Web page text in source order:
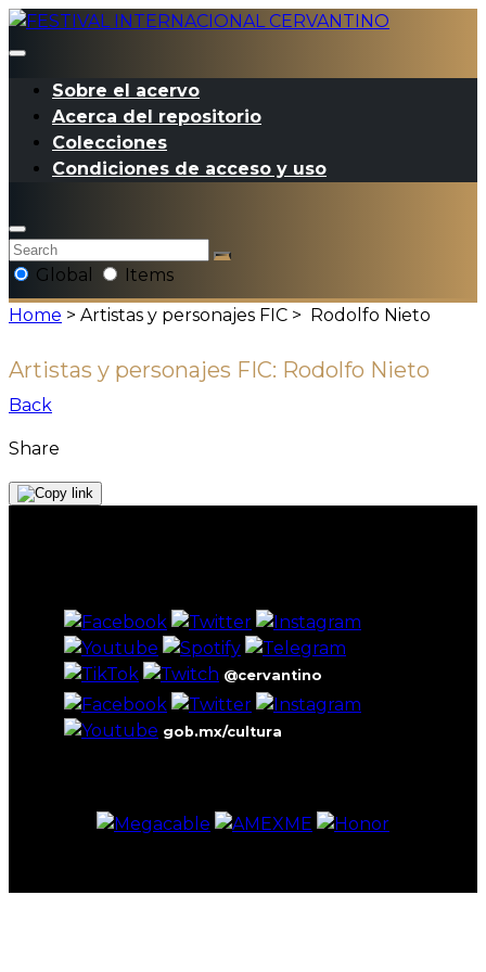
Sobre el acervo
Acerca del repositorio
Colecciones
Condiciones de acceso y uso
Global
Items
Home > Artistas y personajes FIC > Rodolfo Nieto
Artistas y personajes FIC: Rodolfo Nieto
Back
Share
@cervantino
gob.mx/cultura